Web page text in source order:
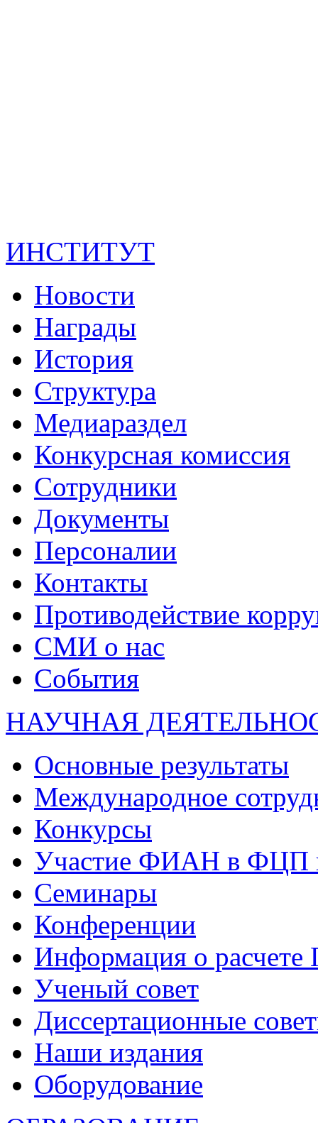
ИНСТИТУТ
Новости
Награды
История
Структура
Медиараздел
Конкурсная комиссия
Сотрудники
Документы
Персоналии
Контакты
Противодействие
СМИ о нас
События
НАУЧНАЯ
Основные результаты
Международное
Конкурсы
Участие ФИАН в ФЦП
Семинары
Конференции
Информация о
Ученый совет
Диссертационные
Наши издания
Оборудование